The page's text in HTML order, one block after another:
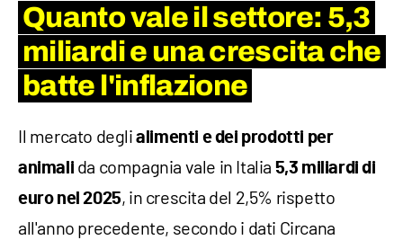
Quanto vale il settore: 5,3
miliardi e una crescita che
batte l'inflazione
Il mercato deglialimenti e dei prodotti per
animali da compagnia vale in Italia 5,3 miliardi di
euro nel 2025, in crescita del 2,5% rispetto
all'anno precedente, secondo i dati Circana